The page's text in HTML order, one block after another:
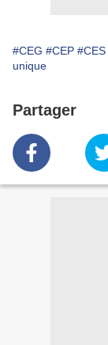
#CEG #CEP #CES
unique
Partager